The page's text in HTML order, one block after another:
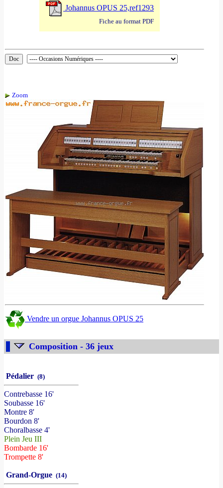
Johannus OPUS 25,ref1293
Fiche au format PDF
Zoom
Vendre un orgue Johannus OPUS 25
Composition - 36 jeux
Pédalier (8)
Contrebasse 16'
Soubasse 16'
Montre 8'
Bourdon 8'
Choralbasse 4'
Plein Jeu III
Bombarde 16'
Trompette 8'
Grand-Orgue (14)